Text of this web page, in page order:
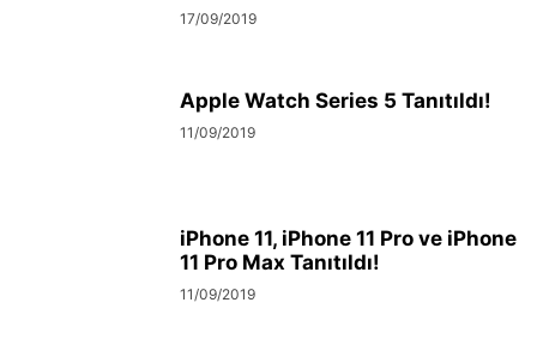
17/09/2019
Apple Watch Series 5 Tanıtıldı!
11/09/2019
iPhone 11, iPhone 11 Pro ve iPhone
11 Pro Max Tanıtıldı!
11/09/2019